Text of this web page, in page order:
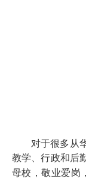
对于很多从
教学、行政和后
母校，敬业爱岗